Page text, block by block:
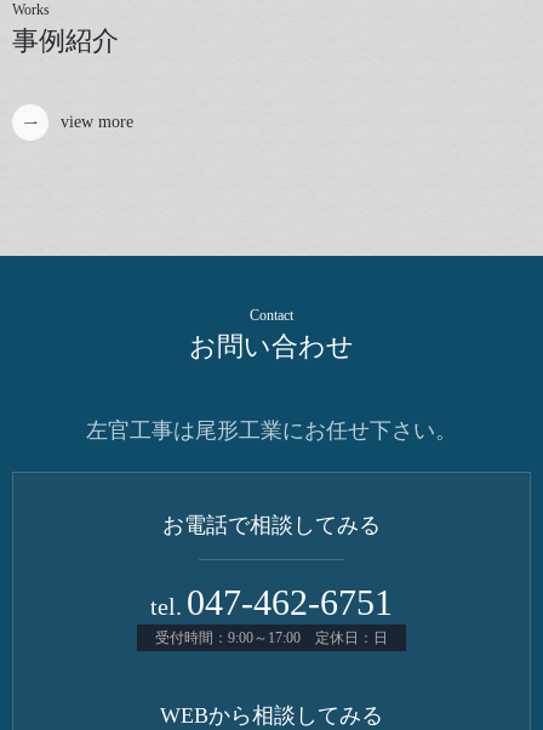
Works
事例紹介
view more
Contact
お問い合わせ
左官工事は尾形工業にお任せ下さい。
お電話で相談してみる
tel. 047-462-6751
受付時間：9:00～17:00 定休日：日
WEBから相談してみる